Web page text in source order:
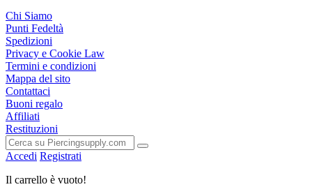
Chi Siamo
Punti Fedeltà
Spedizioni
Privacy e Cookie Law
Termini e condizioni
Mappa del sito
Contattaci
Buoni regalo
Affiliati
Restituzioni
Accedi Registrati
Il carrello è vuoto!